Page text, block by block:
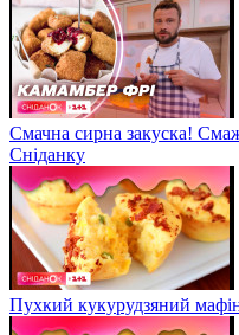
Смачна сирна закуска!
Сніданку
Пухкий кукурудзяний